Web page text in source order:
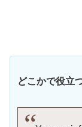
どこかで役立